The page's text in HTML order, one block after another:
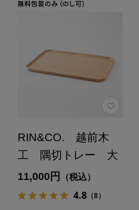
RIN&CO. 越前木
工 隅切トレー 大
11,000円 （税込）
4.8（8）